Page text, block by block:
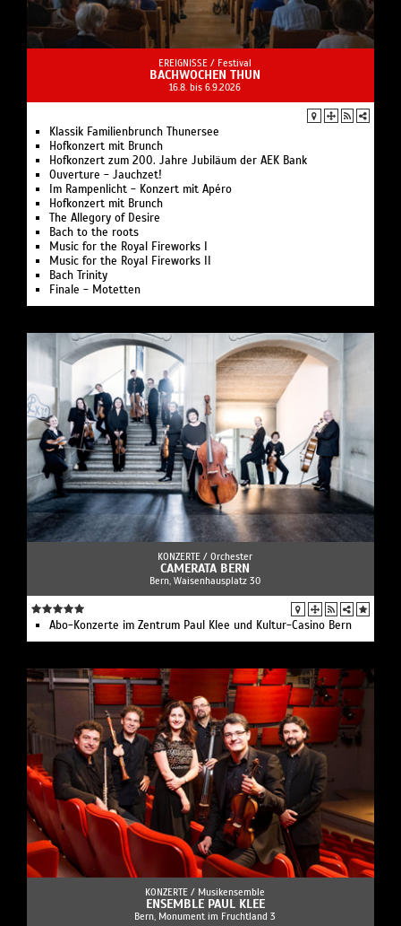
EREIGNISSE / Festival
BACHWOCHEN THUN
16.8. bis 6.9.2026
Klassik Familienbrunch Thunersee
Hofkonzert mit Brunch
Hofkonzert zum 200. Jahre Jubiläum der AEK Bank
Ouverture - Jauchzet!
Im Rampenlicht - Konzert mit Apéro
Hofkonzert mit Brunch
The Allegory of Desire
Bach to the roots
Music for the Royal Fireworks I
Music for the Royal Fireworks II
Bach Trinity
Finale - Motetten
KONZERTE / Orchester
CAMERATA BERN
Bern, Waisenhausplatz 30
Abo-Konzerte im Zentrum Paul Klee und Kultur-Casino Bern
KONZERTE / Musikensemble
ENSEMBLE PAUL KLEE
Bern, Monument im Fruchtland 3